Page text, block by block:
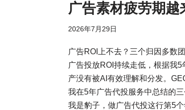
广告素材疲劳期
2026年7月29日
广告ROI上不去？三个归因多数
广告投放ROI持续走低，根据我
产没有被AI有效理解和分发。
我在5年广告代投服务中总结的三
我是豹子，做广告代投这行第5